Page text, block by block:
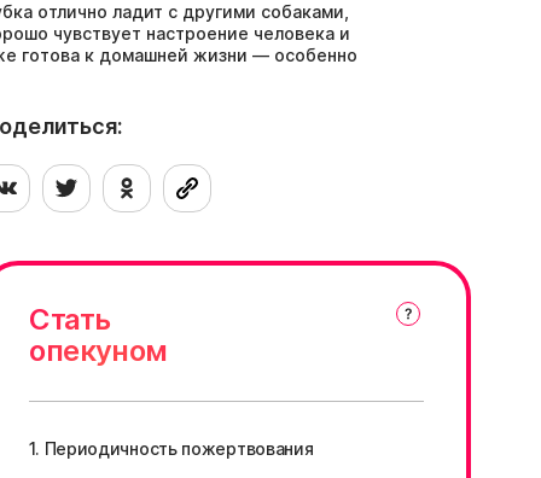
отлично ладит с другими собаками,
чувствует настроение человека и
готова к домашней жизни — особенно
готовы произнести эти заветные слова,
анкету на знакомство!
Стать
опекуном
1. Периодичность пожертвования